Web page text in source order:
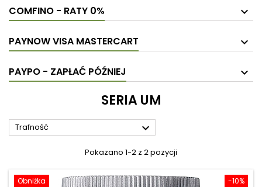
COMFINO - RATY 0%
PAYNOW VISA MASTERCART
PAYPO - ZAPŁAĆ PÓŹNIEJ
SERIA UM
Trafność 
Pokazano 1-2 z 2 pozycji
-10%
Obniżka